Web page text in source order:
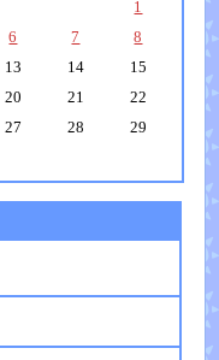
1
6 7
8
13 14
15
20 21
22
27 28
29